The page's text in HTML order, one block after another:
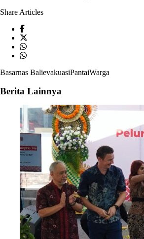
Share Articles
Basarnas BalievakuasiPantaiWarga
Berita Lainnya